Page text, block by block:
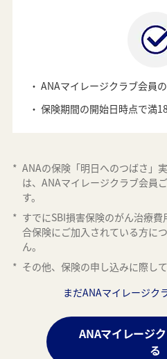
ANAマイレージクラブ会員
保険期間の開始日時点で満
* ANAの保険「明日へのつばさ」
は、ANAマイレージクラブ会員
す。
* すでにSBI損害保険のがん治療
合保険にご加入されている方に
ん。
* その他、保険の申し込みに際し
まだANAマイレージク
ANAマイレージ
る